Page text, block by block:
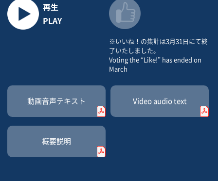
再生
PLAY
※いいね！の集計は3月31日にて終
了いたしました。
Voting the “Like!” has ended on
March
動画音声テキスト Videoaudio text
概要説明